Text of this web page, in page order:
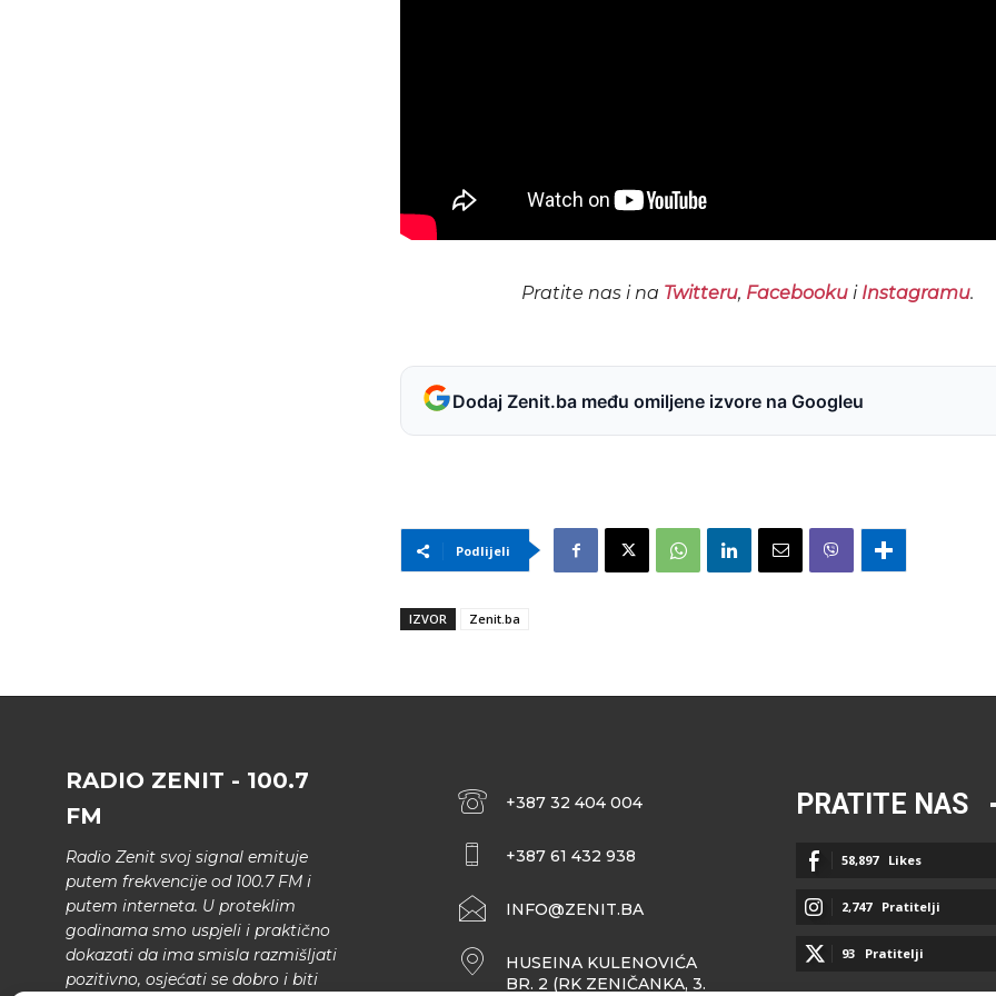
Pratite nas i na Twitteru, Facebookui Instagramu.
Dodaj Zenit.ba među omiljene izvore na Googleu
Podlijeli
IZVOR Zenit.ba
RADIO ZENIT - 100.7
FM
Radio Zenit svoj signal emituje
putem frekvencije od 100.7 FM i
putem interneta. U proteklim
godinama smo uspjeli i praktično
dokazati da ima smisla razmišljati
pozitivno, osjećati se dobro i biti
+387 32 404 004
+387 61 432 938
INFO@ZENIT.BA
HUSEINA KULENOVIĆA
BR. 2 (RK ZENIČANKA, 3.
PRATITE NAS
58,897 Likes
2,747 Pratitelji
93 Pratitelji